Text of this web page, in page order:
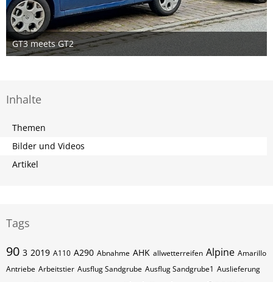
GT3 meets GT2
2. September 2019
Inhalte
Themen
Bilder und Videos
Artikel
Tags
90 3 2019 A110 A290 Abnahme AHK allwetterreifen Alpine Amarillo
Antriebe Arbeitstier Ausflug Sandgrube Ausflug Sandgrube1 Auslieferung